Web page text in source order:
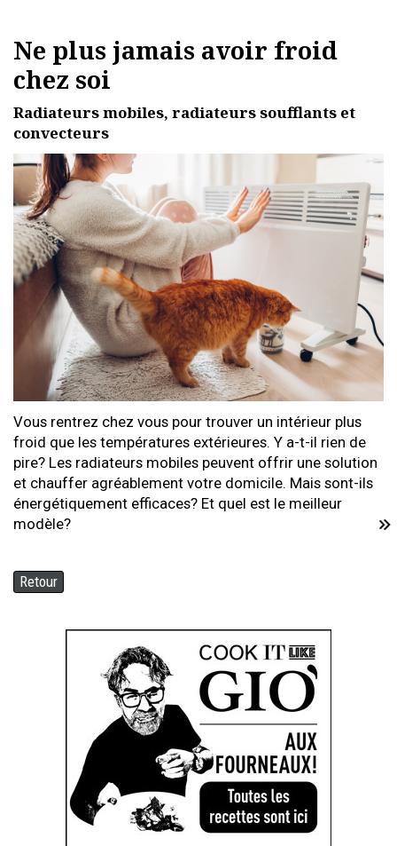
Ne plus jamais avoir froid
chez soi
Radiateurs mobiles, radiateurs soufflants et
convecteurs
Vous rentrez chez vous pour trouver un intérieur plus
froid que les températures extérieures. Y a-t-il rien de
pire? Les radiateurs mobiles peuvent offrir une solution
et chauffer agréablement votre domicile. Mais sont-ils
énergétiquement efficaces? Et quel est le meilleur
modèle?
Retour